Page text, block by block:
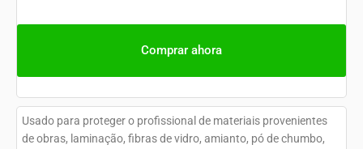
Comprar ahora
Usado para proteger o profissional de materiais provenientes
de obras, laminação, fibras de vidro, amianto, pó de chumbo,